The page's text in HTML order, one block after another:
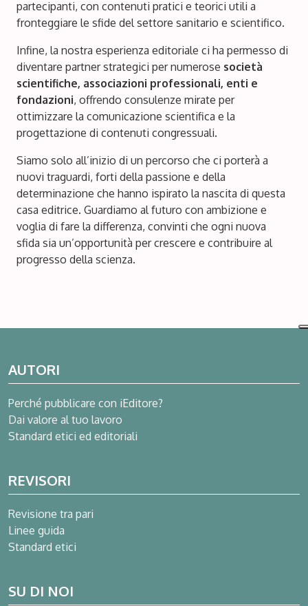
partecipanti, con contenuti pratici e teorici utili a
fronteggiare le sfide del settore sanitario e scientifico.
Infine, la nostra esperienza editoriale ci ha permesso di
diventare partner strategici per numerose società
scientifiche, associazioni professionali, enti e
fondazioni, offrendo consulenze mirate per
ottimizzare la comunicazione scientifica e la
progettazione di contenuti congressuali.
Siamo solo all’inizio di un percorso che ci porterà a
nuovi traguardi, forti della passione e della
determinazione che hanno ispirato la nascita di questa
casa editrice. Guardiamo al futuro con ambizione e
voglia di fare la differenza, convinti che ogni nuova
sfida sia un’opportunità per crescere e contribuire al
progresso della scienza.
AUTORI
Perché pubblicare con iEditore?
Dai valore al tuo lavoro
Standard etici ed editoriali
REVISORI
Revisione tra pari
Linee guida
Standard etici
SU DI NOI